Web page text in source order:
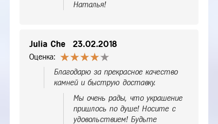
Наталья!
Julia Che 23.02.2018
Оценка:
Благодарю за прекрасное качество
камней и быструю доставку.
Мы очень рады, что украшение
пришлось по душе! Носите с
удовольствием! Будьте